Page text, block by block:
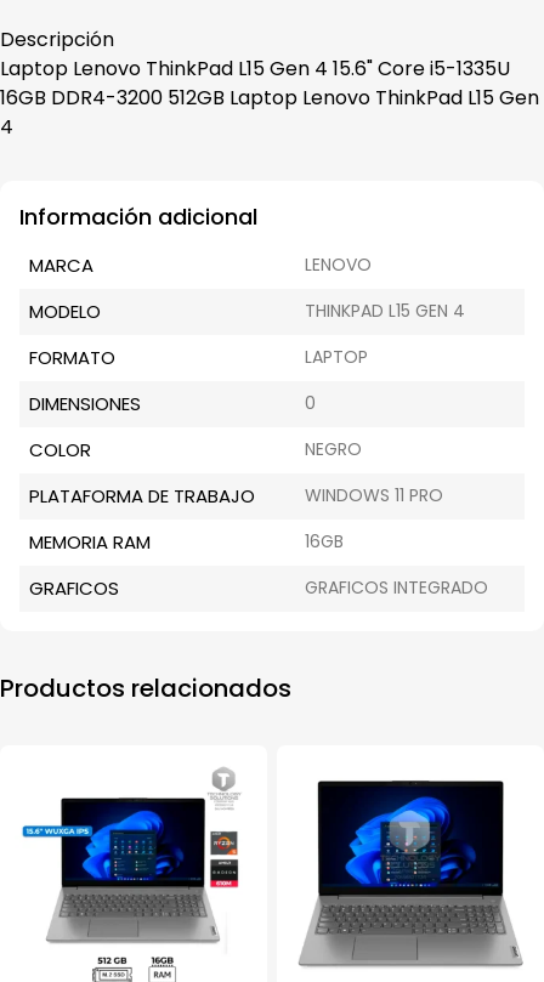
Descripción
Laptop Lenovo ThinkPad L15 Gen 4 15.6" Core i5-1335U
16GB DDR4-3200 512GB Laptop Lenovo ThinkPad L15 Gen
4
Información adicional
MARCA LENOVO
MODELO THINKPAD L15 GEN 4
FORMATO LAPTOP
DIMENSIONES 0
COLOR NEGRO
PLATAFORMA DE TRABAJO WINDOWS 11 PRO
MEMORIA RAM 16GB
GRAFICOS GRAFICOS INTEGRADO
Productos relacionados